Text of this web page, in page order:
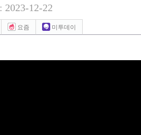
2023-12-22
요즘 미투데이